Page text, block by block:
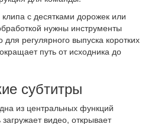
с десятками дорожек или
нужны инструменты
регулярного выпуска коротких
путь от исходника до
субтитры
из центральных функций
видео, открывает